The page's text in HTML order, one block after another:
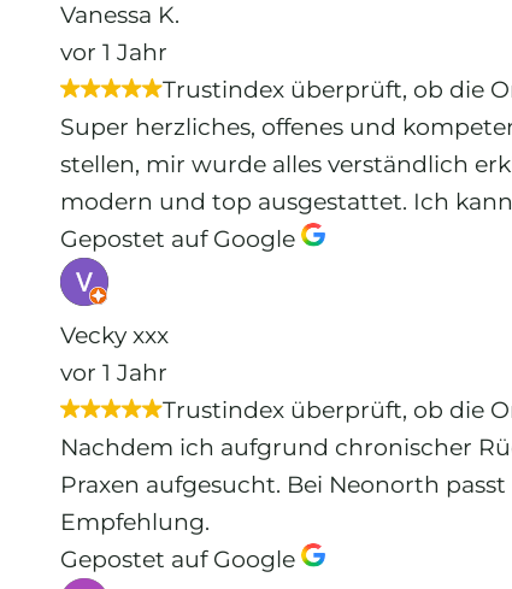
Vanessa K.
vor 1 Jahr
Trustindex überprüft, ob die
Super herzliches, offenes und
stellen, mir wurde alles verständlich
modern und top ausgestattet. Ich
Gepostet auf Google
Vecky xxx
vor 1 Jahr
Trustindex überprüft, ob die
Nachdem ich aufgrund chronischer
Praxen aufgesucht. Bei Neonorth
Empfehlung.
Gepostet auf Google